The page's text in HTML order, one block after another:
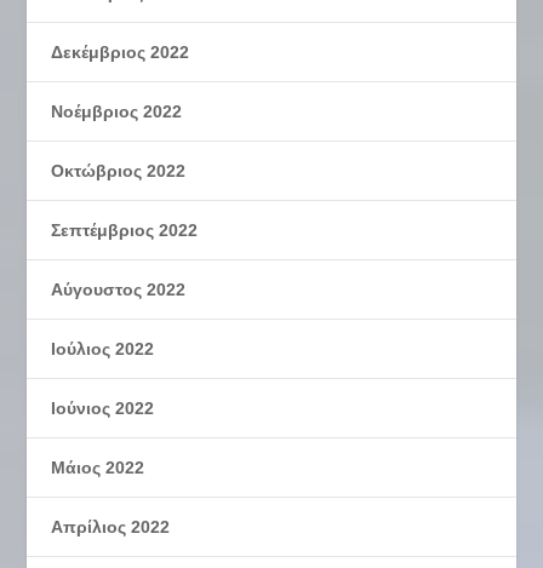
Δεκέμβριος 2022
Νοέμβριος 2022
Οκτώβριος 2022
Σεπτέμβριος 2022
Αύγουστος 2022
Ιούλιος 2022
Ιούνιος 2022
Μάιος 2022
Απρίλιος 2022